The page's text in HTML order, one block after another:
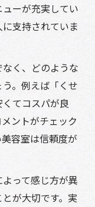
ーが充実してい
支持されていま
く、どのような
。例えば「くせ
てコスパが良
ントがチェック
容室は信頼度が
って感じ方が異
が大切です。実